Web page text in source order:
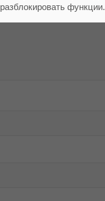
разблокировать функции.